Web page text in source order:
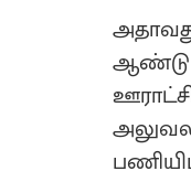
ஆண்டு